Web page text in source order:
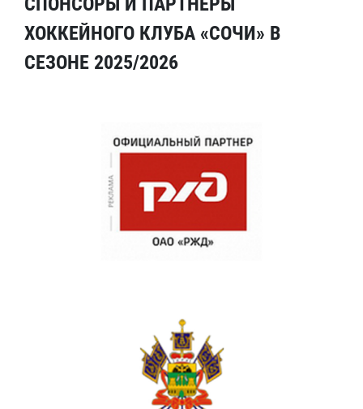
ХОККЕЙНОГО КЛУБА «СОЧИ» В
СЕЗОНЕ 2025/2026